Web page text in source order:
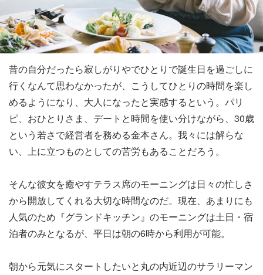
昔の自分だったら寂しがりやでひとりで誕生日を過ごしに
行くなんて思わなかったが、こうしてひとりの時間を楽し
めるようになり、大人になったと実感するという。パリ
ピ、おひとりさま、デートと時間を使い分けながら、30歳
という若さで経営者を務める金本さん。我々には解らな
い、上に立つものとしての苦労もあることだろう。
そんな彼女を癒やすテラス席のモーニングは日々の忙しさ
から開放してくれる大切な時間なのだ。現在、あまりにも
人気のため『グランドキッチン』のモーニングは土日・宿
泊者のみとなるが、平日は朝の6時から利用が可能。
朝から元気にスタートしたいと丸の内近辺のサラリーマン